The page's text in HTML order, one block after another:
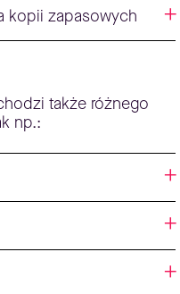
kopii zapasowych
także różnego
np.: